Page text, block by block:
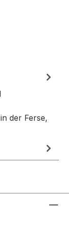
der Ferse,